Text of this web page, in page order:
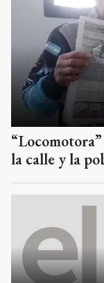
la calle y la